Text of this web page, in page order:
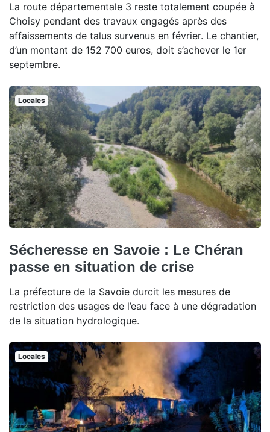
La route départementale 3 reste totalement coupée à
Choisy pendant des travaux engagés après des
affaissements de talus survenus en février. Le chantier,
d’un montant de 152 700 euros, doit s’achever le 1er
septembre.
Locales
Sécheresse en Savoie : Le Chéran
passe en situation de crise
La préfecture de la Savoie durcit les mesures de
restriction des usages de l’eau face à une dégradation
de la situation hydrologique.
Locales